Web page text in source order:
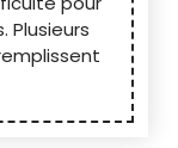
Plusieurs